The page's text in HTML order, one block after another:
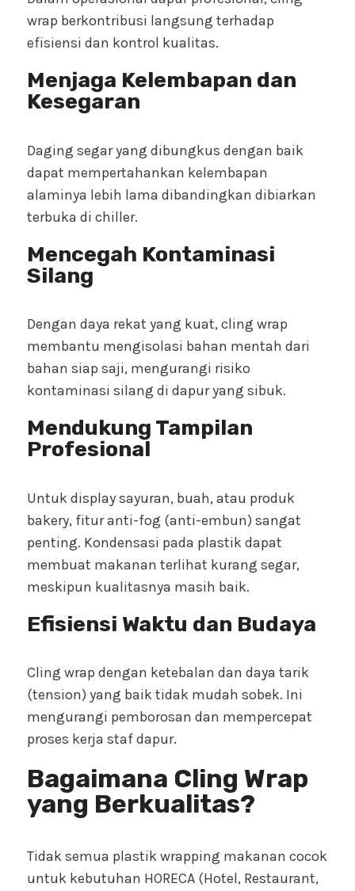
wrap berkontribusi langsung terhadap
efisiensi dan kontrol kualitas.
Menjaga Kelembapan dan
Kesegaran
Daging segar yang dibungkus dengan baik
dapat mempertahankan kelembapan
alaminya lebih lama dibandingkan dibiarkan
terbuka di chiller.
Mencegah Kontaminasi
Silang
Dengan daya rekat yang kuat, cling wrap
membantu mengisolasi bahan mentah dari
bahan siap saji, mengurangi risiko
kontaminasi silang di dapur yang sibuk.
Mendukung Tampilan
Profesional
Untuk display sayuran, buah, atau produk
bakery, fitur anti-fog (anti-embun) sangat
penting. Kondensasi pada plastik dapat
membuat makanan terlihat kurang segar,
meskipun kualitasnya masih baik.
Efisiensi Waktu dan Budaya
Cling wrap dengan ketebalan dan daya tarik
(tension) yang baik tidak mudah sobek. Ini
mengurangi pemborosan dan mempercepat
proses kerja staf dapur.
Bagaimana Cling Wrap
yang Berkualitas?
Tidak semua plastik wrapping makanan cocok
untuk kebutuhan HORECA (Hotel, Restaurant,